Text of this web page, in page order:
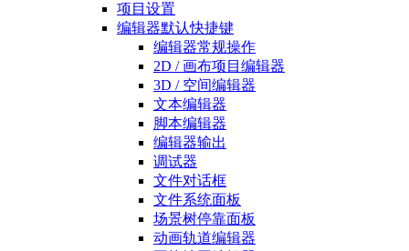
项目设置
编辑器默认快捷键
编辑器常规操作
2D / 画布项目编辑器
3D / 空间编辑器
文本编辑器
脚本编辑器
编辑器输出
调试器
文件对话框
文件系统面板
场景树停靠面板
动画轨道编辑器